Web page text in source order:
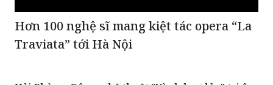
Hơn 100 nghệ sĩ mang kiệt tác opera “La
Traviata” tới Hà Nội